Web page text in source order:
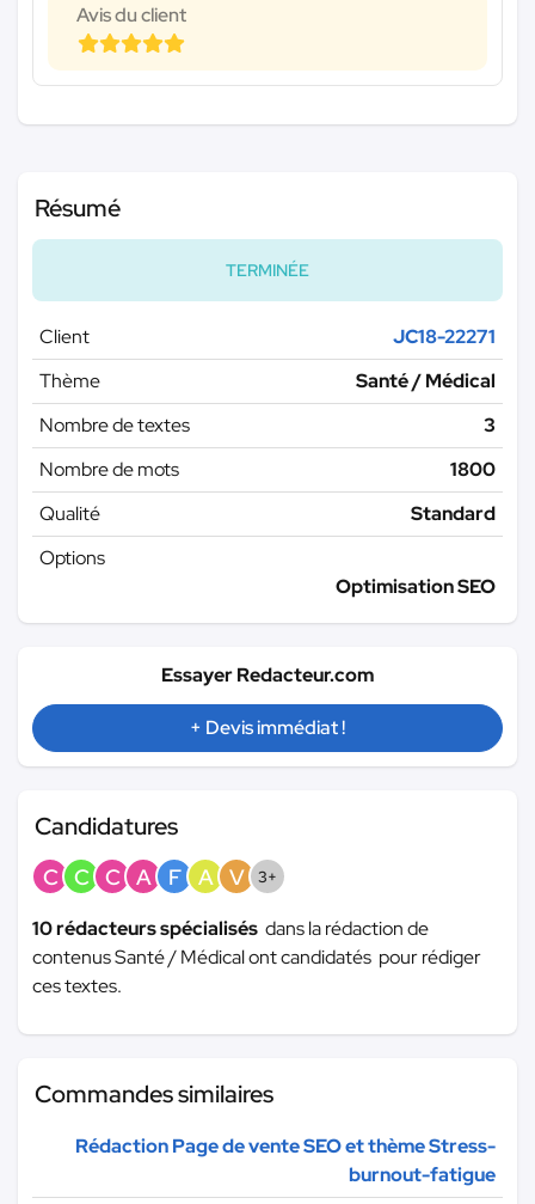
Avis du client
Résumé
TERMINÉE
Client
JC18-22271
Thème
Santé / Médical
Nombre de textes
3
Nombre de mots
1800
Qualité
Standard
Options
Optimisation SEO
Essayer Redacteur.com
+ Devis immédiat !
Candidatures
C C C A F A V 3+
10 rédacteurs spécialisés dans la rédaction de
contenus Santé / Médical ont candidatés pour rédiger
ces textes.
Commandes similaires
Rédaction Page de vente SEO et thème Stress-
burnout-fatigue